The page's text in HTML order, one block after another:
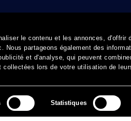
le contenu et les annonces, d'offrir
Nous partageons également des
et d'analyse, qui peuvent
lors de votre utilisation de
Statistiques